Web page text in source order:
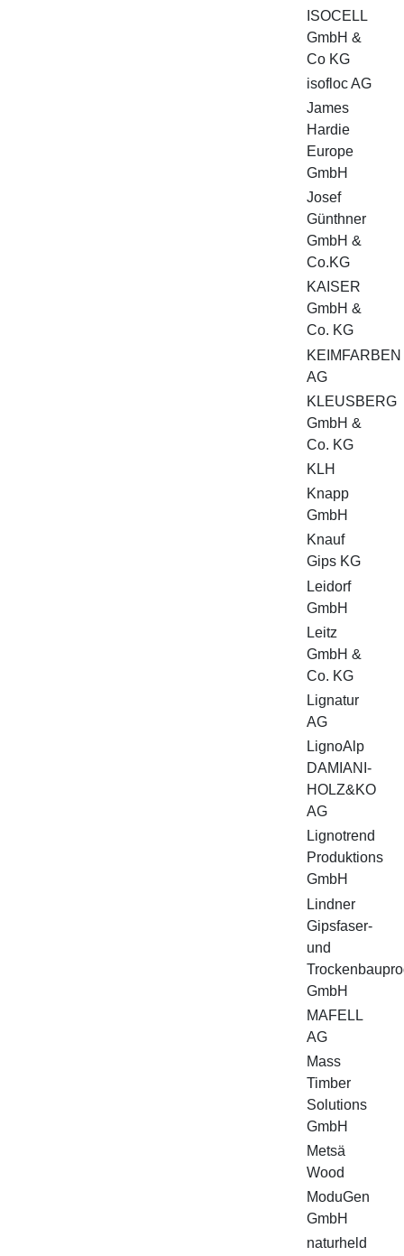
ISOCELL
GmbH &
Co KG
isofloc AG
James
Hardie
Europe
GmbH
Josef
Günthner
GmbH &
Co.KG
KAISER
GmbH &
Co. KG
KEIMFARBEN
AG
KLEUSBERG
GmbH &
Co. KG
KLH
Knapp
GmbH
Knauf
Gips KG
Leidorf
GmbH
Leitz
GmbH &
Co. KG
Lignatur
AG
LignoAlp
DAMIANI-
HOLZ&KO
AG
Lignotrend
Produktions
GmbH
Lindner
Gipsfaser-
und
GmbH
MAFELL
AG
Mass
Timber
Solutions
GmbH
Metsä
Wood
ModuGen
GmbH
naturheld